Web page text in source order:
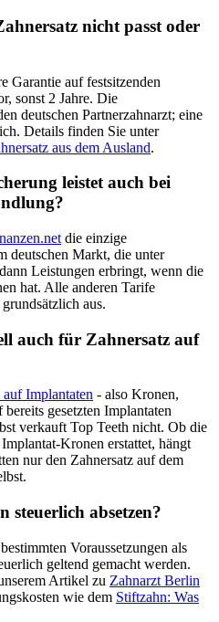
nicht passt oder
Garantie auf festsitzenden
sonst 2 Jahre. Die
deutschen Partnerzahnarzt; eine
Details finden Sie unter
aus dem Ausland.
leistet auch bei
die einzige
deutschen Markt, die unter
Leistungen erbringt, wenn die
hat. Alle anderen Tarife
aus.
auch für Zahnersatz auf
auf Implantaten - also Kronen,
bereits gesetzten Implantaten
verkauft Top Teeth nicht. Ob die
Kronen erstattet, hängt
nur den Zahnersatz auf dem
steuerlich absetzen?
Voraussetzungen als
geltend gemacht werden.
Artikel zu Zahnarzt Berlin
wie dem Stiftzahn: Was